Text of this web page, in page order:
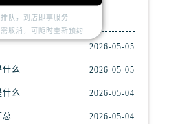
2026-05-05
什么 2026-05-05
什么 2026-05-04
总 2026-05-04
队，到店即享服务
取消，可随时重新预约